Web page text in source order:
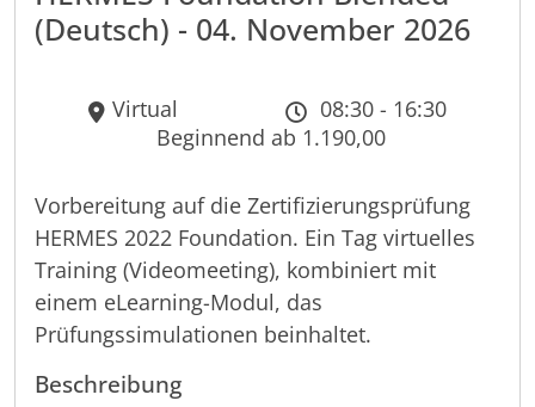
(Deutsch) - 04. November 2026
Virtual
08:30 - 16:30
Beginnend ab 1.190,00
Vorbereitung auf die Zertifizierungsprüfung
HERMES 2022 Foundation. Ein Tag virtuelles
Training (Videomeeting), kombiniert mit
einem eLearning-Modul, das
Prüfungssimulationen beinhaltet.
Beschreibung